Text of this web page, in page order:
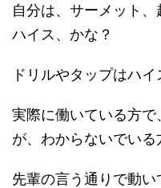
自分は、サーメット
ハイス、かな？
ドリルやタップはハイ
実際に働いている方
が、わからないでいる
先輩の言う通りで動い